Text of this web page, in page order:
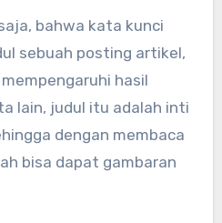
bahwa kata kunci
sebuah posting artikel,
hasil
lain, judul itu adalah inti
dengan membaca
bisa dapat gambaran